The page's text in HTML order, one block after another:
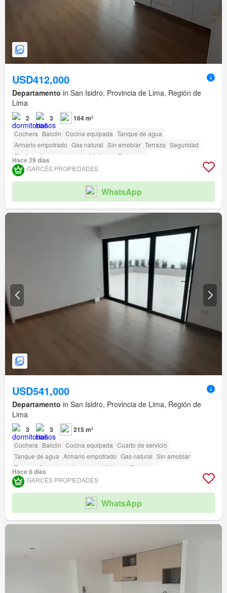
USD412,000
Departamento in San Isidro, Provincia de Lima, Región de
Lima
2 3 164 m²
Cochera Balcón Cocina equipada Tanque de agua
Armario empotrado Gas natural Sin amoblar Terraza Seguridad
Piscina
Ascensor Jardín Vigilante
Barbacoa
Acceso para personas con discapacidad
Hace 29 días
GARCÉS PROPIEDADES
WhatsApp
USD541,000
Departamento in San Isidro, Provincia de Lima, Región de
Lima
3 3 215 m²
Cochera Balcón Cocina equipada Cuarto de servicio
Tanque de agua Armario empotrado Gas natural Sin amoblar
Terraza
Seguridad Ascensor Vigilante
Barbacoa
Acceso para personas con discapacidad
Hace 6 días
GARCÉS PROPIEDADES
WhatsApp